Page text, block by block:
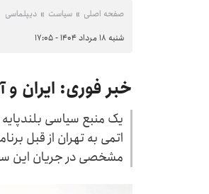
صفحه اصلی سیاست دیپلماسی
شنبه ۱۸ مرداد ۱۴۰۴ - ۱۷:۰۵
خبر فوری: ایران
یک منبع سیاسی
اتمی به تهران از قبل
مشخصی در جریان این